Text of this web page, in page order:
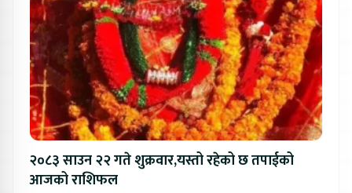
२०८३ साउन २२ गते शुक्रवार,यस्तो रहेको छ तपाईको
आजको राशिफल